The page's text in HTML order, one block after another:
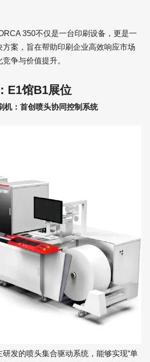
350不仅是一台印刷设备，更是一
方案，旨在帮助印刷企业高效响应市场
争与价值提升。
E1馆B1展位
机：首创喷头协同控制系统
发的喷头集合驱动系统，能够实现“单